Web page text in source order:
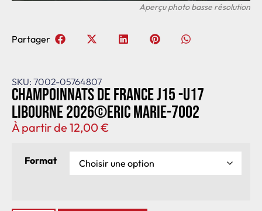
SKU: 7002-05764807
Champoinnats de France J15 -U17
Libourne 2026©Eric Marie-7002
À partir de 12,00€
Format
Partager